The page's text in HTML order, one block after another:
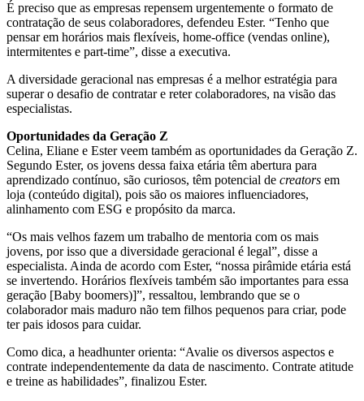
É preciso que as empresas repensem urgentemente o formato de
contratação de seus colaboradores, defendeu Ester. “Tenho que
pensar em horários mais flexíveis, home-office (vendas online),
intermitentes e part-time”, disse a executiva.
A diversidade geracional nas empresas é a melhor estratégia para
superar o desafio de contratar e reter colaboradores, na visão das
especialistas.
Oportunidades da Geração Z
Celina, Eliane e Ester veem também as oportunidades da Geração Z.
Segundo Ester, os jovens dessa faixa etária têm abertura para
aprendizado contínuo, são curiosos, têm potencial de creators em
loja (conteúdo digital), pois são os maiores influenciadores,
alinhamento com ESG e propósito da marca.
“Os mais velhos fazem um trabalho de mentoria com os mais
jovens, por isso que a diversidade geracional é legal”, disse a
especialista. Ainda de acordo com Ester, “nossa pirâmide etária está
se invertendo. Horários flexíveis também são importantes para essa
geração [Baby boomers)]”, ressaltou, lembrando que se o
colaborador mais maduro não tem filhos pequenos para criar, pode
ter pais idosos para cuidar.
Como dica, a headhunter orienta: “Avalie os diversos aspectos e
contrate independentemente da data de nascimento. Contrate atitude
e treine as habilidades”, finalizou Ester.